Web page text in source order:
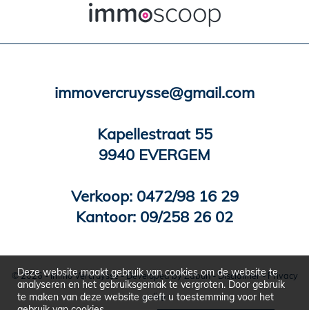
immovercruysse@gmail.com
Kapellestraat 55
9940 EVERGEM
Verkoop: 0472/98 16 29
Kantoor: 09/258 26 02
© 2026 - Immo Vercruysse -Developed by Zabun-Disclaimer- Privacy
policy
Deze website maakt gebruik van cookies om de website te
analyseren en het gebruiksgemak te vergroten. Door gebruik
te maken van deze website geeft u toestemming voor het